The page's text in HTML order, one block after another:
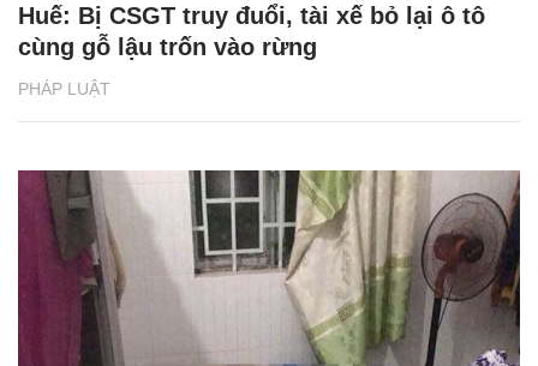
PHÁP LUẬT
Huế: Bị CSGT truy đuổi, tài xế bỏ lại ô tô
cùng gỗ lậu trốn vào rừng